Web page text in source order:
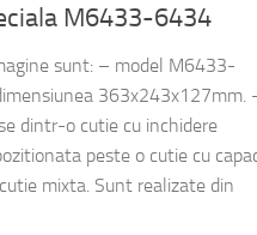
M6433-6434
sunt: – model M6433-
363x243x127mm.
dintr-o cutie cu inchidere
peste o cutie cu
mixta. Sunt realizate din